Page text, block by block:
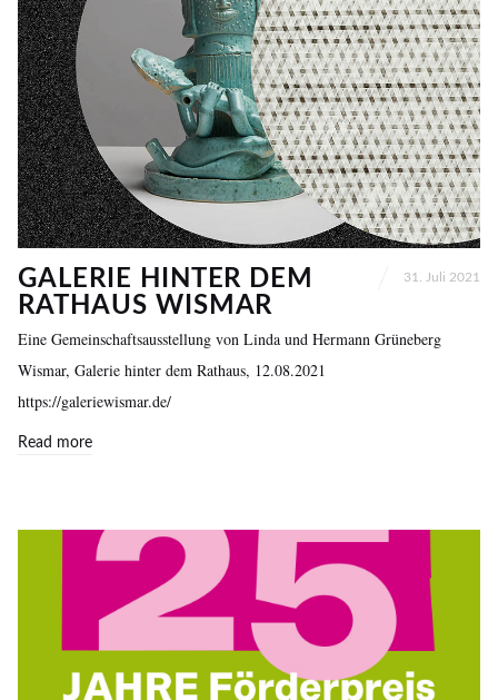
GALERIE HINTER DEM
RATHAUS WISMAR
31. Juli 2021
Eine Gemeinschaftsausstellung von Linda und Hermann Grüneberg
Wismar, Galerie hinter dem Rathaus, 12.08.2021
https://galeriewismar.de/
Read more